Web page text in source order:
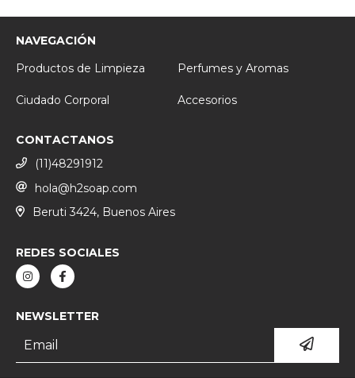
NAVEGACIÓN
Productos de Limpieza
Perfumes y Aromas
Ciudado Corporal Accesorios
CONTACTANOS
(11)48291912
hola@h2soap.com
Beruti 3424, Buenos Aires
REDES SOCIALES
NEWSLETTER